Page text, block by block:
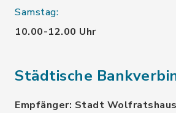
Samstag:
10.00-12.00 Uhr
Städtische
Empfänger: Stadt